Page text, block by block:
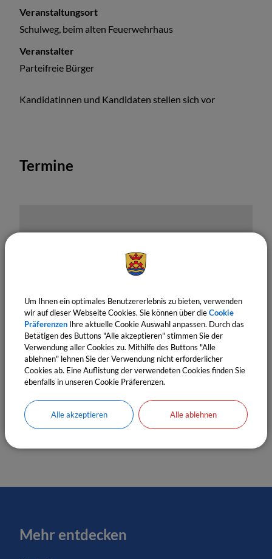
Kandidatinnen und Kandidaten stellen sich vor
Termine
Veranstaltungsort
Schulweg, beim alten Feuerwehrhaus
Veranstalter
Parteifreie Bürger
OpenStreetMap wird derzeit
nicht angezeigt
Bitte aktivieren Sie "OpenStreetMap" in Ihren
Cookie Einstellungen.
Cookies Anpassen
Mehr entdecken
Um Ihnen ein optimales Benutzererlebnis zu bieten, verwenden
wir auf dieser Webseite Cookies. Sie können über dieCookie
Präferenzen Ihre aktuelle Cookie Auswahl anpassen. Durch das
Betätigen des Buttons "Alle akzeptieren" stimmen Sie der
Verwendung aller Cookies zu. Mithilfe des Buttons "Alle
ablehnen" lehnen Sie der Verwendung nicht erforderlicher
Cookies ab. Eine Auflistung der verwendeten Cookies finden Sie
ebenfalls in unseren Cookie Präferenzen.
Alle akzeptieren Alle ablehnen